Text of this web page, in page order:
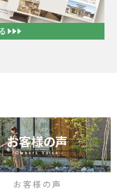
お客様の声